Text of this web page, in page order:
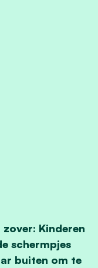
Kinderen
schermpjes
buiten om te